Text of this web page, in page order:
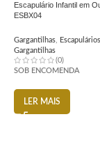
Escapulário Infantil em
ESBX04
Gargantilhas Escapulários
Gargantilhas
(0)
SOB ENCOMENDA
LER MAIS